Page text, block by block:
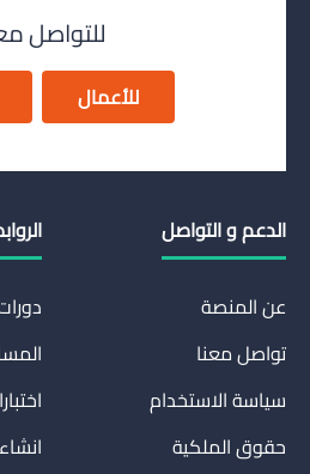
للتواصل
للأعمال
الدعم و التواصل
عن المنصة
تواصل معنا
سياسة الاستخدام
حقوق الملكية